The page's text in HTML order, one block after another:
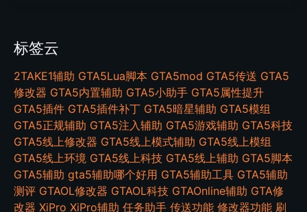
标签云
2TAKE1辅助 GTA5Lua脚本 GTA5mod GTA5传送 GTA5
修改器 GTA5内置辅助 GTA5小助手 GTA5属性提升
GTA5插件 GTA5插件补丁 GTA5暗星辅助 GTA5模组
GTA5正规辅助 GTA5注入辅助 GTA5游戏辅助 GTA5科技
GTA5线上修改器 GTA5线上模式辅助 GTA5线上模组
GTA5线上环境 GTA5线上科技 GTA5线上辅助 GTA5脚本
GTA5辅助 gta5辅助哪个好用 GTA5辅助工具 GTA5辅助
测评 GTAOL修改器 GTAOL科技 GTAOnline辅助 GTA修
改器 XiPro XiPro辅助 任务助手 传送功能 修改器功能 刷